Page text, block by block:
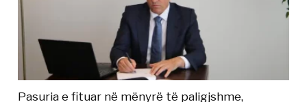
Pasuria e fituar në mënyrë të paligjshme,